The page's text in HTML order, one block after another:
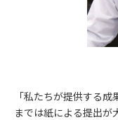
「私たちが提供する
までは紙による提出が